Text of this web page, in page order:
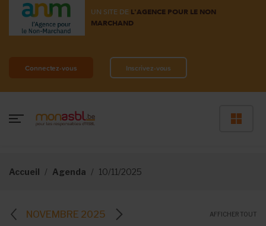
UN SITE DE L'AGENCE POUR LE NON
MARCHAND
Connectez-vous Inscrivez-vous
Accueil Agenda 10/11/2025
NOVEMBRE 2025 AFFICHER TOUT